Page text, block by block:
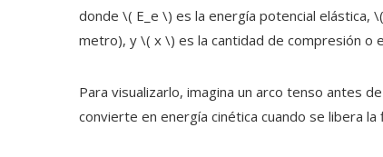
donde \( E_e \) es la energía potencial
metro), y \( x \) es la cantidad de compresión
Para visualizarlo, imagina un arco tenso antes
convierte en energía cinética cuando se libera la